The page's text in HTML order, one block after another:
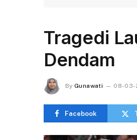
Tragedi
Dendam
By Gunawati 08-03-
Facebook